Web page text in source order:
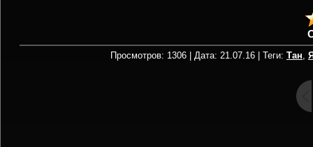
Просмотров: 1306 | Дата: 21.07.16 | Теги: Тан,